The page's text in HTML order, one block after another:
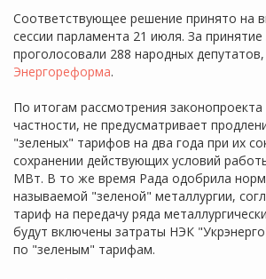
Соответствующее решение принято на
сессии парламента 21 июля. За
проголосовали 288 народных
Энергореформа.
По итогам рассмотрения законопроекта
частности, не предусматривает
"зеленых" тарифов на два года при их
сохранении действующих условий
МВт. В то же время Рада одобрила
называемой "зеленой" металлургии,
тариф на передачу ряда
будут включены затраты НЭК
по "зеленым" тарифам.